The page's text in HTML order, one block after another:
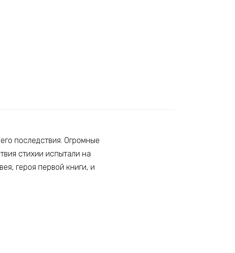
последствия. Огромные
стихии испытали на
героя первой книги, и